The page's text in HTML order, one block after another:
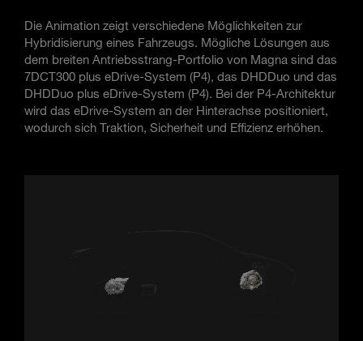
Die Animation zeigt verschiedene Möglichkeiten zur
Hybridisierung eines Fahrzeugs. Mögliche Lösungen aus
dem breiten Antriebsstrang-Portfolio von Magna sind das
7DCT300 plus eDrive-System (P4), das DHDDuo und das
DHDDuo plus eDrive-System (P4). Bei der P4-Architektur
wird das eDrive-System an der Hinterachse positioniert,
wodurch sich Traktion, Sicherheit und Effizienz erhöhen.